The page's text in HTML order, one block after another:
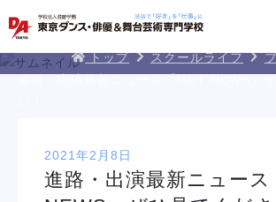
学科・専攻 資料請求
DA TOKYOブログ
トップ スクールライフ
進路・出演最新ニュース「HOT NEWS」
2021年2月8日
進路・出演最新ニュース